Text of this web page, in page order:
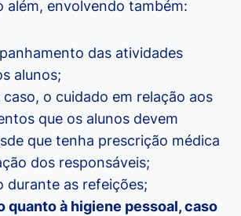
além, envolvendo também:
das atividades
alunos;
caso, o cuidado em relação aos
que os alunos devem
que tenha prescrição médica
dos responsáveis;
durante as refeições;
quanto à higiene pessoal, caso